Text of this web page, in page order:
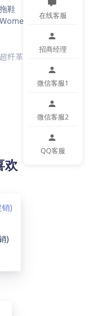
术贴一字拖鞋
Velcro
打印
革
底固定黑色。
。不仅舒适而且耐
假，沙滩等。
Higher / 150 dpi
以实物为准！由于
。
欢
)
在线客服
招商经理
微信客服1
微信客服2
QQ客服